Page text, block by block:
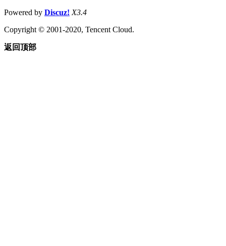
Powered by Discuz! X3.4
Copyright © 2001-2020, Tencent Cloud.
返回顶部